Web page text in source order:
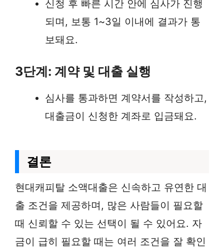
신청 후 빠른 시간 안에 심사가 진행
되며, 보통 1~3일 이내에 결과가 통
보돼요.
3단계: 계약 및 대출 실행
심사를 통과하면 계약서를 작성하고,
대출금이 신청한 계좌로 입금돼요.
결론
현대캐피탈 소액대출은 신속하고 유연한 대
출 조건을 제공하며, 많은 사람들이 필요할
때 신뢰할 수 있는 선택이 될 수 있어요. 자
금이 급히 필요할 때는 여러 조건을 잘 확인